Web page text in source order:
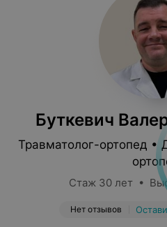
Буткевич
Травматолог-ортопед •
Стаж 30 лет •
Нет отзывов